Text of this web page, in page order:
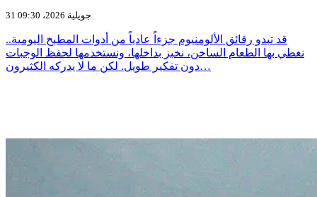
31 جويلية 2026، 09:30
قد تبدو رقائق الألومنيوم جزءاً عادياً من أدوات المطبخ اليومية..
نغطي بها الطعام الساخن، نخبز بداخلها، ونستخدمها لحفظ الوجبات
دون تفكير طويل. لكن ما لا يدركه الكثيرون…